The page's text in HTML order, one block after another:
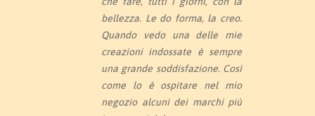
bellezza. Le do forma, la creo.
Quando vedo una delle mie
creazioni indossate è sempre
una grande soddisfazione. Così
come lo è ospitare nel mio
negozio alcuni dei marchi più